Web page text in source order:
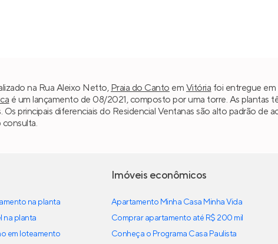
na Rua Aleixo Netto,Praia do Canto em Vitória foi entregue em
é um lançamento de 08/2021, composto por uma torre. As plantas
Os principais diferenciais do Residencial Ventanas são alto padrão de
na planta
na planta
em loteamento
Imóveis econômicos
Apartamento Minha Casa Minha Vida
Comprar apartamento até R$ 200 mil
Conheça o Programa Casa Paulista